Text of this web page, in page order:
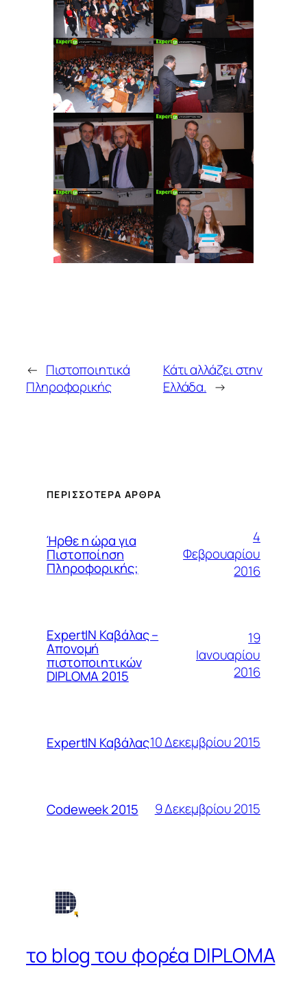
← Πιστοποιητικά
Πληροφορικής
Κάτι αλλάζει στην
Ελλάδα. →
ΠΕΡΙΣΣΌΤΕΡΑ ΆΡΘΡΑ
Ήρθε η ώρα για
Πιστοποίηση
Πληροφορικής;
4
Φεβρουαρίου
2016
ExpertIN Καβάλας –
Απονομή
πιστοποιητικών
DIPLOMA 2015
19
Ιανουαρίου
2016
ExpertIN Καβάλας10 Δεκεμβρίου 2015
Codeweek 2015 9 Δεκεμβρίου 2015
το blog του φορέα DIPLOMA